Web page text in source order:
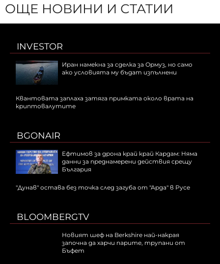
ОЩЕ НОВИНИ И СТАТИИ
INVESTOR
Иран намекна за сделка за Ормуз, но само
ако условията му бъдат изпълнени
Квантовата заплаха затяга примката около врата на
криптовалутите
BGONAIR
Ефтимов за дрона край край Кардам: Няма
данни за преднамерени действия срещу
България
"Дунав" остава без точка след загуба от "Арда" в Русе
BLOOMBERGTV
Новият шеф на Berkshire най-накрая
започна да харчи парите, трупани от
Бъфет